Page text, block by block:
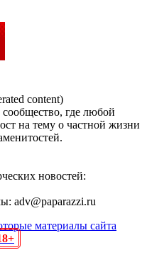
content)
где любой
на тему о частной жизни
новостей:
adv@paparazzi.ru
материалы сайта